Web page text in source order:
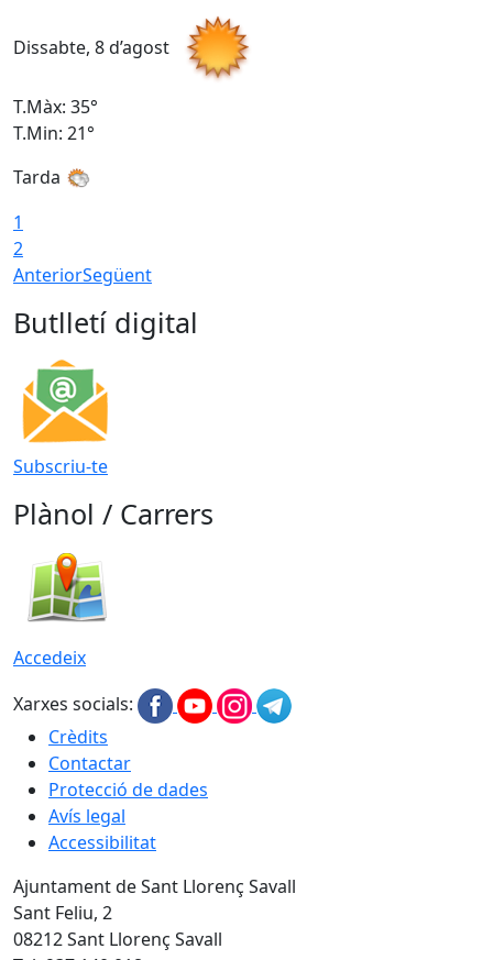
Dissabte, 8 d’agost
T.Màx: 35°
T.Min: 21°
Tarda
1
2
AnteriorSegüent
Butlletí digital
Subscriu-te
Plànol / Carrers
Accedeix
Xarxes socials:
Crèdits
Contactar
Protecció de dades
Avís legal
Accessibilitat
Ajuntament de Sant Llorenç Savall
Sant Feliu, 2
08212 Sant Llorenç Savall